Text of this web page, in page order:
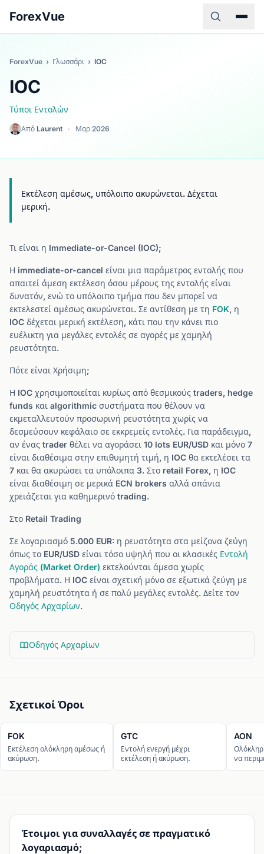
ForexVue
ForexVue › Γλωσσάρι › IOC
IOC
Τύποι Εντολών
Από Laurent · Μαρ 2026
Εκτέλεση αμέσως, υπόλοιπο ακυρώνεται. Δέχεται
μερική.
Τι είναι η Immediate-or-Cancel (IOC);
Η immediate-or-cancel είναι μια παράμετρος εντολής που
απαιτεί άμεση εκτέλεση όσου μέρους της εντολής είναι
δυνατόν, ενώ το υπόλοιπο τμήμα που δεν μπορεί να
εκτελεστεί αμέσως ακυρώνεται. Σε αντίθεση με τη FOK, η
IOC δέχεται μερική εκτέλεση, κάτι που την κάνει πιο
ευέλικτη για μεγάλες εντολές σε αγορές με χαμηλή
ρευστότητα.
Πότε είναι Χρήσιμη;
Η IOC χρησιμοποιείται κυρίως από θεσμικούς traders, hedge
funds και algorithmic συστήματα που θέλουν να
εκμεταλλευτούν προσωρινή ρευστότητα χωρίς να
δεσμεύσουν κεφάλαιο σε εκκρεμείς εντολές. Για παράδειγμα,
αν ένας trader θέλει να αγοράσει 10 lots EUR/USD και μόνο 7
είναι διαθέσιμα στην επιθυμητή τιμή, η IOC θα εκτελέσει τα
7 και θα ακυρώσει τα υπόλοιπα 3. Στο retail Forex, η IOC
είναι διαθέσιμη σε μερικά ECN brokers αλλά σπάνια
χρειάζεται για καθημερινό trading.
Στο Retail Trading
Σε λογαριασμό 5.000 EUR: η ρευστότητα στα μείζονα ζεύγη
όπως το EUR/USD είναι τόσο υψηλή που οι κλασικές Εντολή
Αγοράς (Market Order) εκτελούνται άμεσα χωρίς
προβλήματα. Η IOC είναι σχετική μόνο σε εξωτικά ζεύγη με
χαμηλή ρευστότητα ή σε πολύ μεγάλες εντολές. Δείτε τον
Οδηγός Αρχαρίων.
Οδηγός Αρχαρίων
Σχετικοί Όροι
FOK
Εκτέλεση ολόκληρη αμέσως ή
ακύρωση.
GTC
Εντολή ενεργή μέχρι
εκτέλεση ή ακύρωση.
AON
να
Έτοιμοι για συναλλαγές σε πραγματικό
λογαριασμό;